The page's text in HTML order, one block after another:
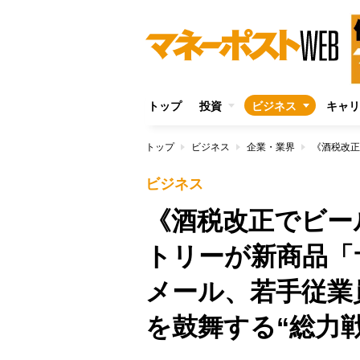
トップ 投資 ビジネス キャ
トップ ビジネス 企業・業界
ビジネス
《酒税改正でビ
トリーが新商品
メール、若手従
を鼓舞する“総力